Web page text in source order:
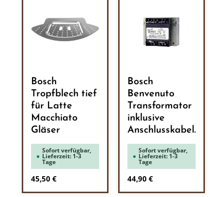
Bosch
Tropfblech tief
für Latte
Macchiato
Gläser
Sofort verfügbar,
Lieferzeit: 1-3
Tage
Regulärer Preis:
45,50 €
Bosch
Benvenuto
Transformator
inklusive
Anschlusskabel.
Sofort verfügbar,
Lieferzeit: 1-3
Tage
Regulärer Preis:
44,90 €